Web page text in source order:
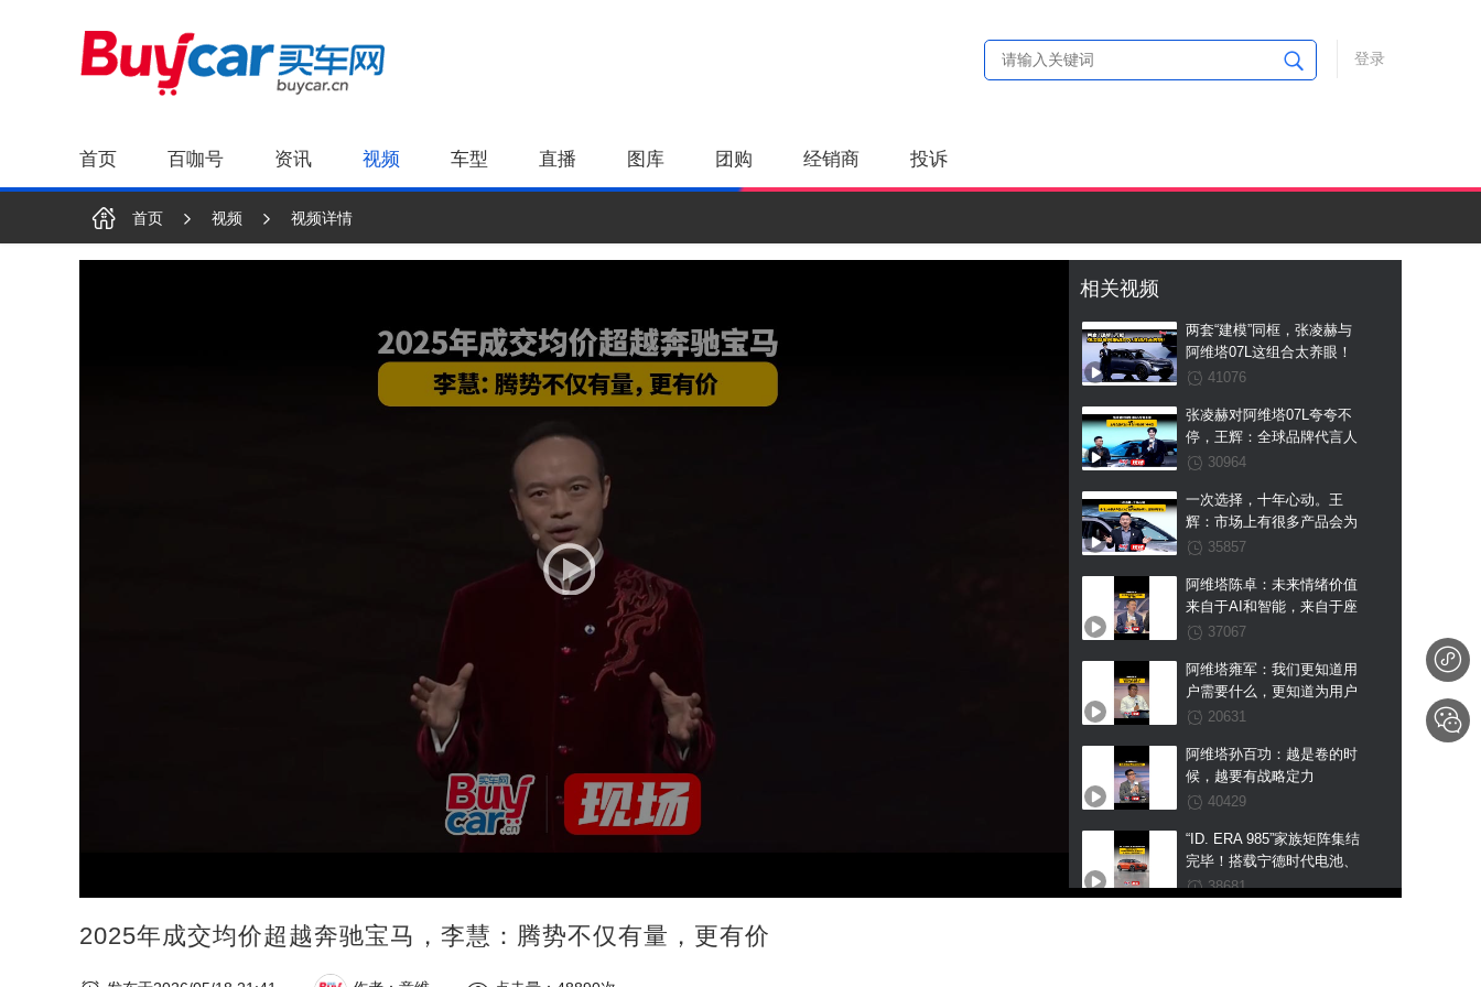
登录
首页 百咖号 资讯 视频 车型 直播 图库 团购 经销商 投诉
首页 视频 视频详情
相关视频
两套“建模”同框，张凌赫与
阿维塔07L这组合太养眼！
41076
张凌赫对阿维塔07L夸夸不
停，王辉：全球品牌代言人
亲自认证过的7好车型
30964
一次选择，十年心动。王
辉：市场上有很多产品会为
了空间去妥协设计，但阿维
35857
阿维塔陈卓：未来情绪价值
来自于AI和智能，来自于座
舱 37067
阿维塔雍军：我们更知道用
户需要什么，更知道为用户
坚守什么
20631
阿维塔孙百功：越是卷的时
候，越要有战略定力
40429
“ID. ERA 985”家族矩阵集结
完毕！搭载宁德时代电池、
支持真端到端全场景
38681
2025年成交均价超越奔驰宝马，李慧：腾势不仅有量，更有价